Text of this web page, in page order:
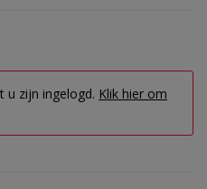
u zijn ingelogd. Klik hier om